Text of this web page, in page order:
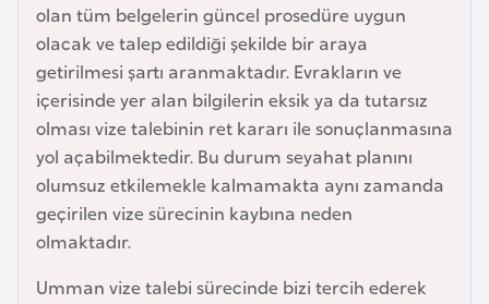
olan tüm belgelerin güncel prosedüre uygun
olacak ve talep edildiği şekilde bir araya
getirilmesi şartı aranmaktadır. Evrakların ve
içerisinde yer alan bilgilerin eksik ya da tutarsız
olması vize talebinin ret kararı ile sonuçlanmasına
yol açabilmektedir. Bu durum seyahat planını
olumsuz etkilemekle kalmamakta aynı zamanda
geçirilen vize sürecinin kaybına neden
olmaktadır.
Umman vize talebi sürecinde bizi tercih ederek
l
a
r
u
s
B
e
l
ç